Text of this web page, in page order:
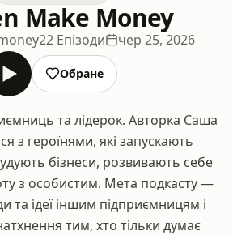
Make Money
22 Епізоди чер 25, 2026
Обране
та лідерок. Авторка Саша
з героїнями, які запускають
бізнеси, розвивають себе
з особистим. Мета подкасту —
та ідеї іншим підприємницям і
тим, хто тільки думає